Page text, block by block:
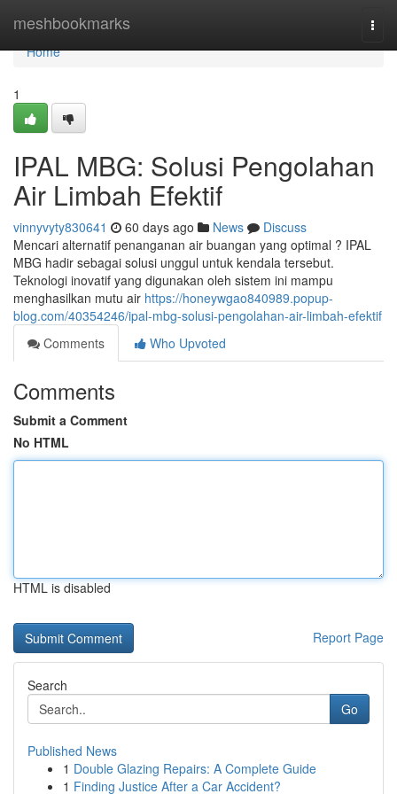
meshbookmarks
Home
Home
1
IPAL MBG: Solusi Pengolahan
Air Limbah Efektif
vinnyvyty830641 60 days ago News
Discuss
Mencari alternatif penanganan air buangan yang optimal ? IPAL
MBG hadir sebagai solusi unggul untuk kendala tersebut.
Teknologi inovatif yang digunakan oleh sistem ini mampu
menghasilkan mutu air https://honeywgao840989.popup-
blog.com/40354246/ipal-mbg-solusi-pengolahan-air-limbah-efektif
Comments
Who Upvoted
Comments
Submit a Comment
No HTML
HTML is disabled
Report Page
Search
Go
Published News
1 Double Glazing Repairs: A Complete Guide
1 Finding Justice After a Car Accident?